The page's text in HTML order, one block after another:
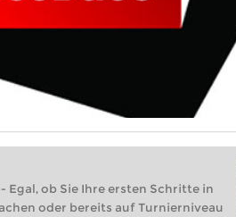
ob Sie Ihre ersten Schritte in
oder bereits auf Turnierniveau